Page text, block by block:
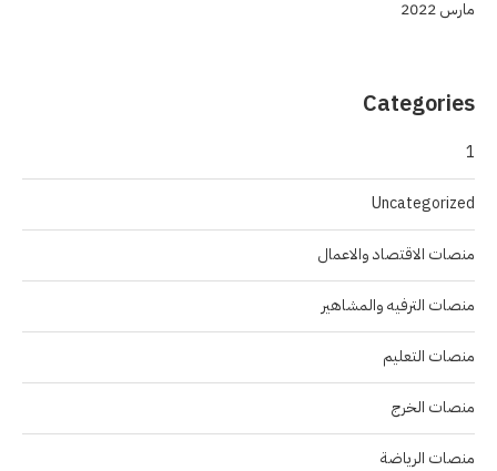
مارس 2022
Categories
1
Uncategorized
منصات الاقتصاد والاعمال
منصات الترفيه والمشاهير
منصات التعليم
منصات الخرج
منصات الرياضة